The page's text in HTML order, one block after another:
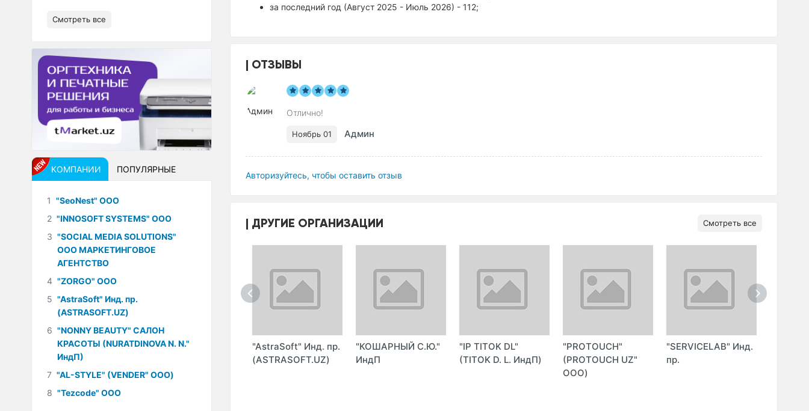
за последний год (Август 2025 - Июль 2026) - 112;
ОТЗЫВЫ
Отлично!
Ноябрь 01 Админ
Авторизуйтесь, чтобы оставить отзыв
ДРУГИЕ ОРГАНИЗАЦИИ Смотреть все
"DELTA SECURITY"
ООО ЧАСТНОЕ
ОХРАННОЕ
"FIRE SYSTEMS
"AstraSoft" Инд. пр.
(ASTRASOFT.UZ)
"КОШАРНЫЙ С.Ю."
ИндП
"IP TITOK DL"
(TITOK D. L. ИндП)
"PROTOUCH"
(PROTOUCH UZ"
ООО)
"SERVICELAB" Инд.
пр.
Смотреть все
КОМПАНИИ ПОПУЛЯРНЫЕ
1 "SeoNest" ООО
2 "INNOSOFT SYSTEMS" ООО
3 "SOCIAL MEDIA SOLUTIONS"
ООО МАРКЕТИНГОВОЕ
АГЕНТСТВО
4 "ZORGO" ООО
5 "AstraSoft" Инд. пр.
(ASTRASOFT.UZ)
6 "NONNY BEAUTY" САЛОН
КРАСОТЫ (NURATDINOVA N. N."
ИндП)
7 "AL-STYLE" (VENDER" ООО)
8 "Tezcode" ООО